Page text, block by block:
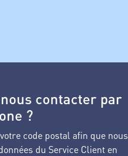
contacter par
?
code postal afin que nous
du Service Client en